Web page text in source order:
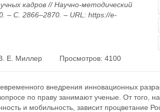
кадров // Научно-методический
– С. 2866–2870. – URL: https://e-
Е. Миллер Просмотров: 4100
внедрения инновационных
по праву занимают ученые. От того,
и мобильность, зависит процветание